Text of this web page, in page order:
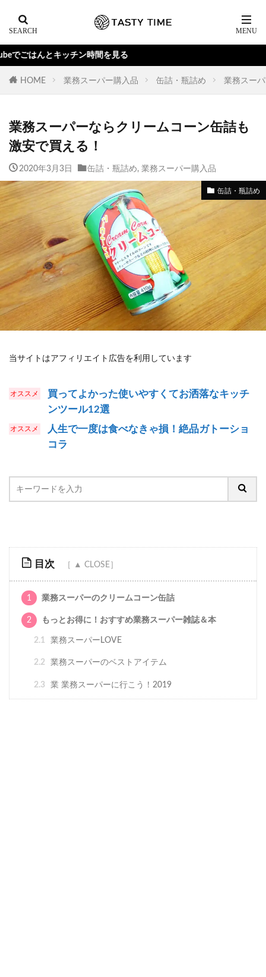
キッチン時間を見る
HOME 業務スーパー購入品 缶詰・瓶詰め 業務スー
業務スーパーならクリームコーン缶詰も
激安で買える！
2020年3月3日 缶詰・瓶詰め, 業務スーパー購入品
缶詰・瓶詰め
当サイトはアフィリエイト広告を利用しています
買ってよかった使いやすくてお洒落なキッチ
ンツール12選
人生で一度は食べなきゃ損！絶品ガトーショ
コラ
目次
1 業務スーパーのクリームコーン缶詰
2 もっとお得に！おすすめ業務スーパー雑誌＆本
2.1 業務スーパーLOVE
2.2 業務スーパーのベストアイテム
2.3 業 業務スーパーに行こう！2019